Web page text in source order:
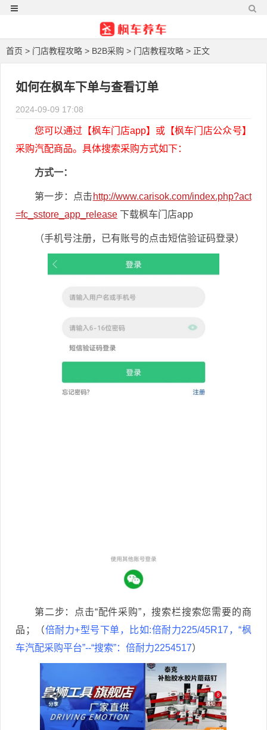
首页 > 门店教程攻略 > B2B采购 > 门店教程攻略 > 正文
如何在枫车下单与查看订单
2024-09-09 17:08
您可以通过【枫车门店app】或【枫车门店公众号】
采购汽配商品。具体搜索采购方式如下：
方式一：
第一步：点击 http://www.carisok.com/index.php?act
=fc_sstore_app_release 下载枫车门店app
（手机号注册，已有账号的点击短信验证码登录）
第二步：点击“配件采购”，搜索栏搜索您需要的商
品；（倍耐力+型号下单，比如:倍耐力225/45R17，“枫
车汽配采购平台”--“搜索”：倍耐力2254517）